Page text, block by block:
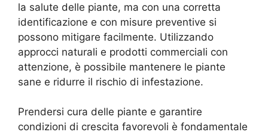
la salute delle piante, ma con una corretta
identificazione e con misure preventive si
possono mitigare facilmente. Utilizzando
approcci naturali e prodotti commerciali con
attenzione, è possibile mantenere le piante
sane e ridurre il rischio di infestazione.
Prendersi cura delle piante e garantire
condizioni di crescita favorevoli è fondamentale